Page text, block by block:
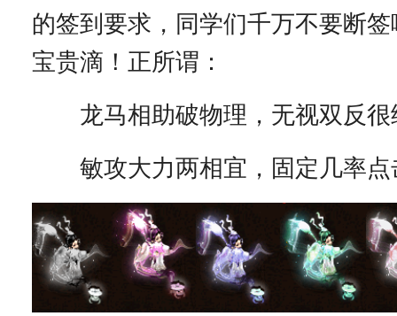
的签到要求，同学们千万不要断
宝贵滴！正所谓：
龙马相助破物理，无视双反很
敏攻大力两相宜，固定几率点